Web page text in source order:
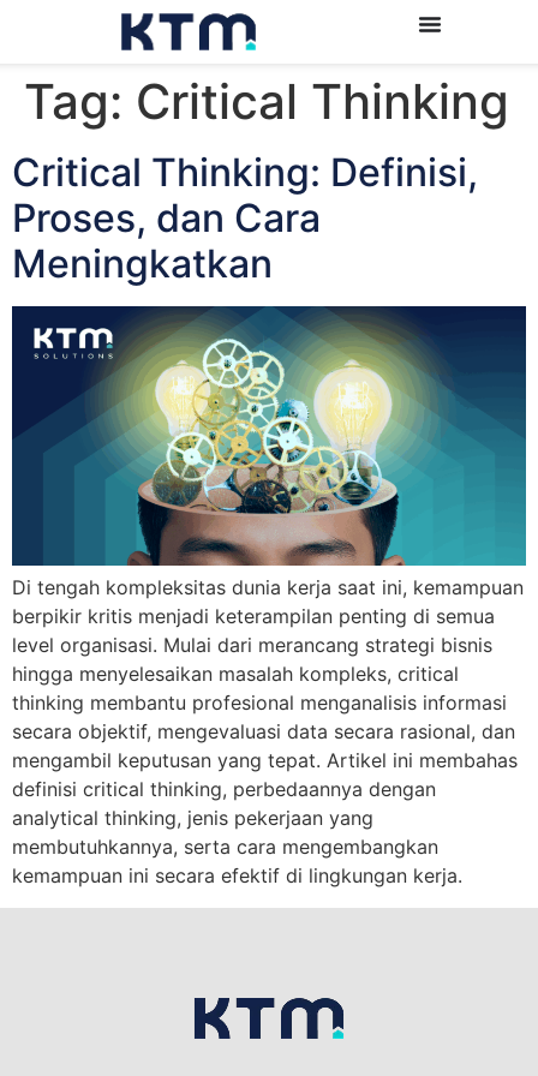
Tag: Critical Thinking
Critical Thinking: Definisi,
Proses, dan Cara
Meningkatkan
Di tengah kompleksitas dunia kerja saat ini, kemampuan
berpikir kritis menjadi keterampilan penting di semua
level organisasi. Mulai dari merancang strategi bisnis
hingga menyelesaikan masalah kompleks, critical
thinking membantu profesional menganalisis informasi
secara objektif, mengevaluasi data secara rasional, dan
mengambil keputusan yang tepat. Artikel ini membahas
definisi critical thinking, perbedaannya dengan
analytical thinking, jenis pekerjaan yang
membutuhkannya, serta cara mengembangkan
kemampuan ini secara efektif di lingkungan kerja.